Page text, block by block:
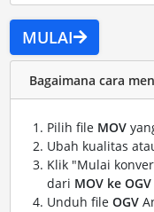
MULAI
Bagaimana cara
Pilih file MOV
Ubah kualitas
Klik "Mulai
dari MOV ke OGV
Unduh file OGV